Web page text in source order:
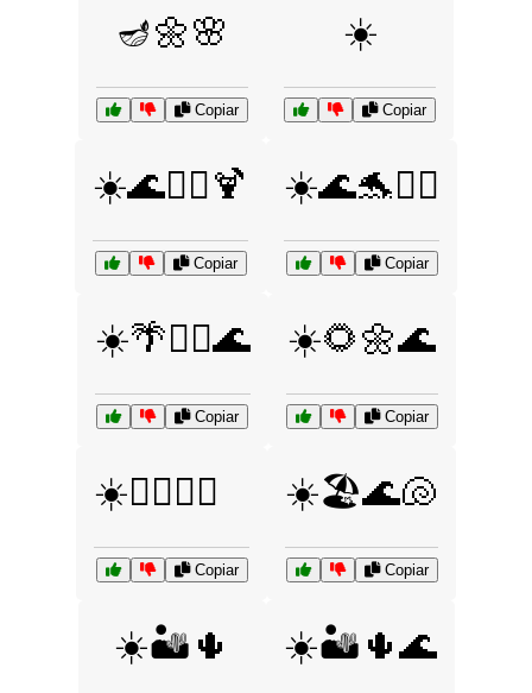
🪔🌼🌸
Copiar
☀️
Copiar
☀️🌊🏄‍♂️🍹
Copiar
☀️🌊🐬🏄‍♂️
Copiar
☀️🌴🏄‍♂️🌊
Copiar
☀️🌻🌼🌊
Copiar
☀️🏄‍♀️🌊🍹
Copiar
☀️🏖️🌊🐚
Copiar
☀️🏜️🌵 ☀️🏜️🌵🌊